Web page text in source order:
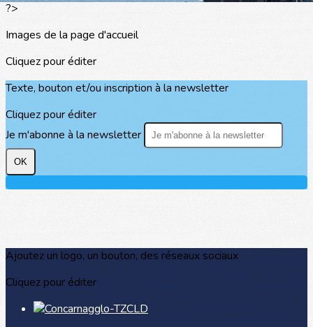
?>
Images de la page d'accueil
Cliquez pour éditer
Texte, bouton et/ou inscription à la newsletter
Cliquez pour éditer
Je m'abonne à la newsletter
OK
Ajoutez un logo, un bouton, des réseaux sociaux
Cliquez pour éditer